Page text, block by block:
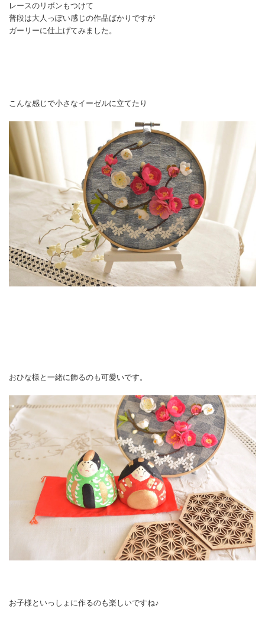
レースのリボンもつけて
普段は大人っぽい感じの作品ばかりですが
ガーリーに仕上げてみました。
こんな感じで小さなイーゼルに立てたり
おひな様と一緒に飾るのも可愛いです。
お子様といっしょに作るのも楽しいですね♪